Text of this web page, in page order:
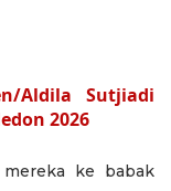
Aldila Sutjiadi
2026
ke babak